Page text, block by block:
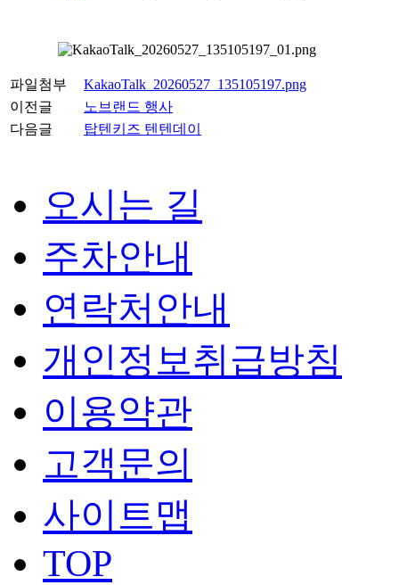
파일첨부
KakaoTalk_20260527_135105197.png
이전글
노브랜드 행사
다음글
탑텐키즈 텐텐데이
오시는 길
주차안내
연락처안내
개인정보취급방침
이용약관
고객문의
사이트맵
TOP